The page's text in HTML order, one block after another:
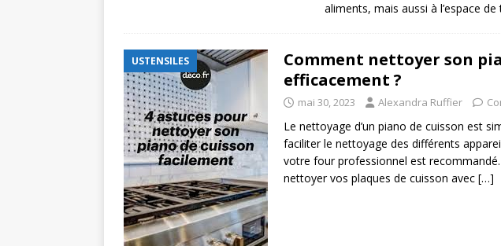
aliments, mais aussi à l’espace de
USTENSILES
Comment nettoyer son
efficacement ?
mai 30, 2023 Alexandra Ruffier
Le nettoyage d’un piano de cuisson est
faciliter le nettoyage des différents
votre four professionnel est
nettoyer vos plaques de cuisson avec […]